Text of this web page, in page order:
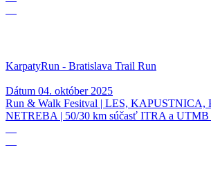
KarpatyRun - Bratislava Trail Run
Dátum 04. október 2025
Run & Walk Fesitval | LES,
NETREBA | 50/30 km súčasť ITRA a UTMB